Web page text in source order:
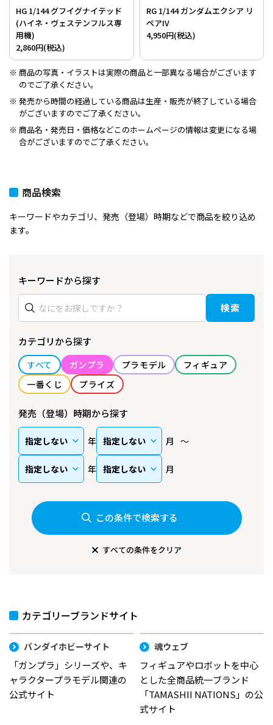
HG 1/144 グフイグナイテッド
(ハイネ・ヴェステンフルス専
用機)
2,860円(税込)
RG 1/144 ガンダムエクシア リ
ペアIV
4,950円(税込)
商品の写真・イラストは実際の商品と一部異なる場合がございます
のでご了承ください。
発売から時間の経過している商品は生産・販売が終了している場合
がございますのでご了承ください。
商品名・発売日・価格などこのホームページの情報は変更になる場
合がございますのでご了承ください。
商品検索
キーワードやカテゴリ、発売（登場）時期などで商品を絞り込め
ます。
キーワードから探す
検索
カテゴリから探す
すべて ガンプラ プラモデル
フィギュア
一番くじ
プライズ
発売（登場）時期から探す
年 月
年 月
この条件で検索する
すべての条件をクリア
カテゴリーブランドサイト
バンダイホビーサイト
「ガンプラ」シリーズや、キ
ャラクタープラモデル関連の
公式サイト
魂ウェブ
フィギュアやロボットを中心
とした全商品統一ブランド
「TAMASHII NATIONS」の公
式サイト